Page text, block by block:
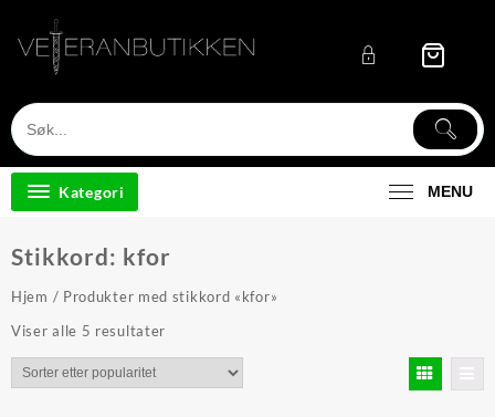
content
Kategori MENU
Stikkord: kfor
Hjem / Produkter med stikkord «kfor»
Viser alle 5 resultater
propularitet